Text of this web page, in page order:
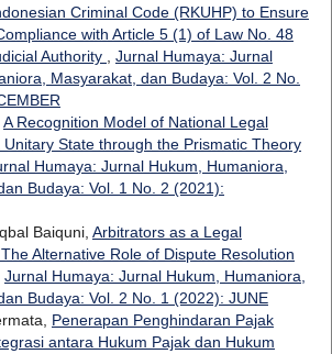
Criminal Code (RKUHP) to Ensure
with Article 5 (1) of Law No. 48
Authority
Jurnal Humaya: Jurnal
Masyarakat, dan Budaya: Vol. 2 No.
A Recognition Model of National Legal
Unitary State through the Prismatic Theory
Humaya: Jurnal Hukum, Humaniora,
Budaya: Vol. 1 No. 2 (2021):
Baiquni, Arbitrators as a Legal
Alternative Role of Dispute Resolution
Jurnal Humaya: Jurnal Hukum, Humaniora,
Budaya: Vol. 2 No. 1 (2022): JUNE
Penerapan Penghindaran Pajak
antara Hukum Pajak dan Hukum